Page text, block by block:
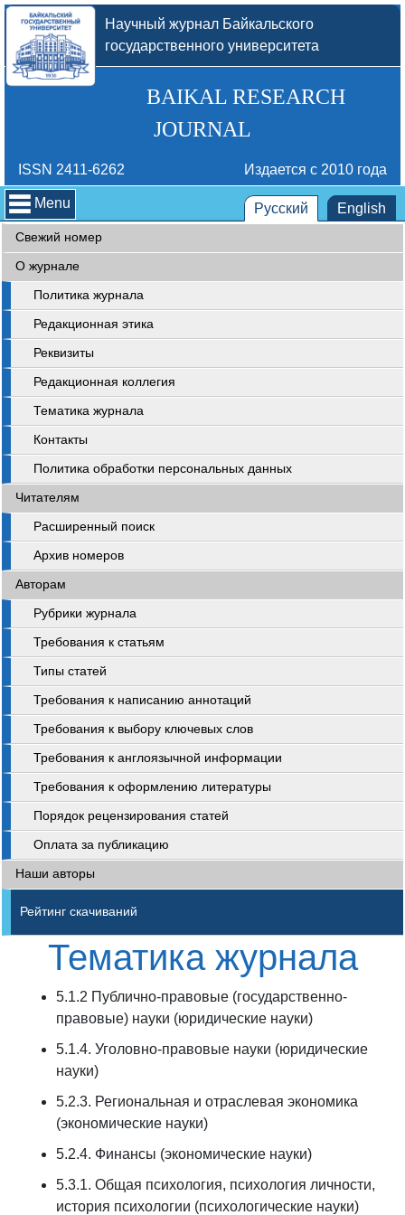
Научный журнал Байкальского
государственного университета
BAIKAL RESEARCH
JOURNAL
ISSN 2411-6262 Издается с 2010 года
Menu Русский English
Свежий номер
О журнале
Политика журнала
Редакционная этика
Реквизиты
Редакционная коллегия
Тематика журнала
Контакты
Политика обработки персональных данных
Читателям
Расширенный поиск
Архив номеров
Авторам
Рубрики журнала
Требования к статьям
Типы статей
Требования к написанию аннотаций
Требования к выбору ключевых слов
Требования к англоязычной информации
Требования к оформлению литературы
Порядок рецензирования статей
Оплата за публикацию
Наши авторы
Рейтинг скачиваний
Тематика журнала
5.1.2 Публично-правовые (государственно-
правовые) науки (юридические науки)
5.1.4. Уголовно-правовые науки (юридические
науки)
5.2.3. Региональная и отраслевая экономика
(экономические науки)
5.2.4. Финансы (экономические науки)
5.3.1. Общая психология, психология личности,
история психологии (психологические науки)